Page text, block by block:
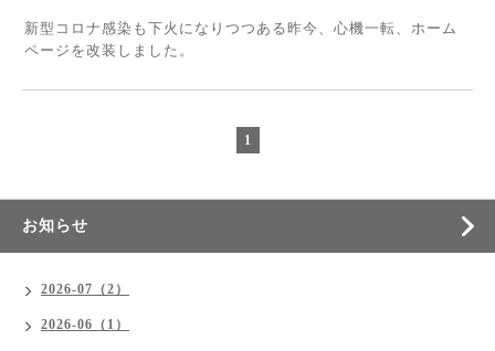
新型コロナ感染も下火になりつつある昨今、心機一転、ホーム
ページを改装しました。
1
お知らせ
2026-07（2）
2026-06（1）